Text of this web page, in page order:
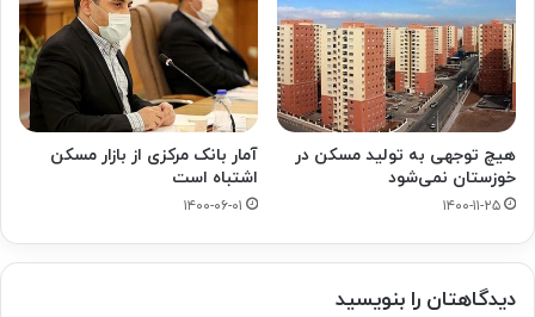
هیچ توجهی به تولید مسکن در
خوزستان نمی‌شود
۱۴۰۰-۱۱-۲۵
آمار بانک مرکزی از بازار مسکن
اشتباه است
۱۴۰۰-۰۶-۰۱
دیدگاهتان را بنویسید